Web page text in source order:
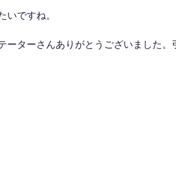
ですね。
ターさんありがとうございました。